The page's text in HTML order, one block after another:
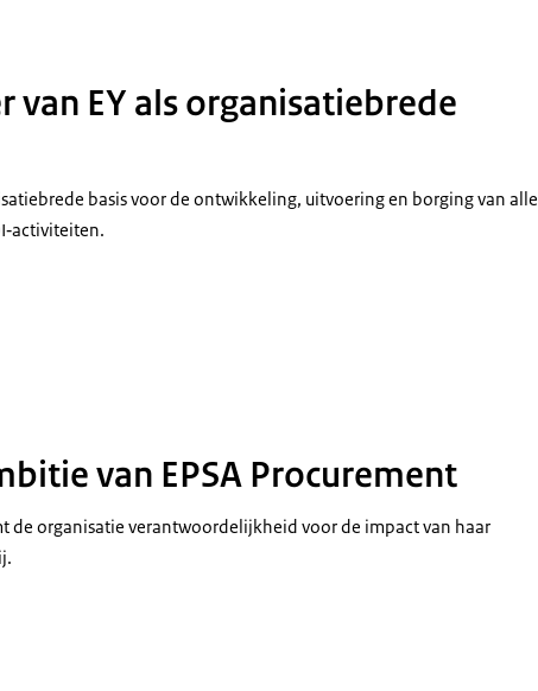
Samen Aanpakken
van EY als organisatiebrede
basis voor de ontwikkeling, uitvoering en borging van alle
van EPSA Procurement
de organisatie verantwoordelijkheid voor de impact van haar